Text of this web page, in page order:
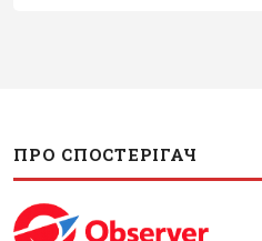
ПРО СПОСТЕРІГАЧ